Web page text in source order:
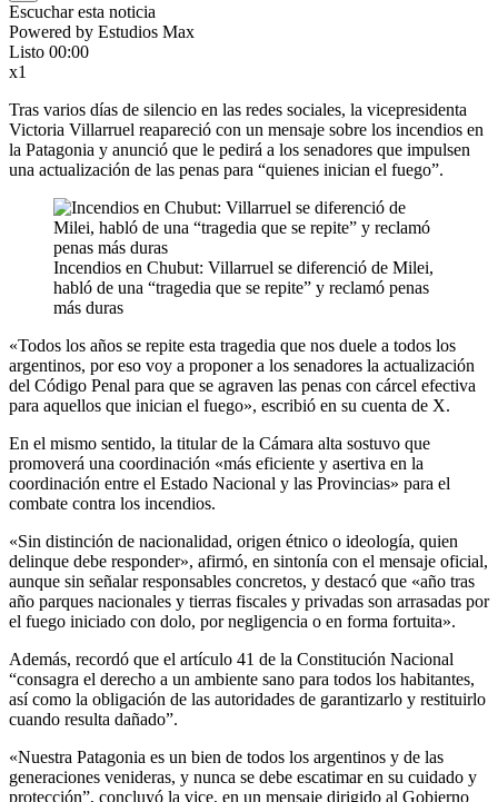
Escuchar esta noticia
Powered by Estudios Max
Listo 00:00
x1
Tras varios días de silencio en las redes sociales, la vicepresidenta
Victoria Villarruel reapareció con un mensaje sobre los incendios en
la Patagonia y anunció que le pedirá a los senadores que impulsen
una actualización de las penas para “quienes inician el fuego”.
Incendios en Chubut: Villarruel se diferenció de Milei,
habló de una “tragedia que se repite” y reclamó penas
más duras
«Todos los años se repite esta tragedia que nos duele a todos los
argentinos, por eso voy a proponer a los senadores la actualización
del Código Penal para que se agraven las penas con cárcel efectiva
para aquellos que inician el fuego», escribió en su cuenta de X.
En el mismo sentido, la titular de la Cámara alta sostuvo que
promoverá una coordinación «más eficiente y asertiva en la
coordinación entre el Estado Nacional y las Provincias» para el
combate contra los incendios.
«Sin distinción de nacionalidad, origen étnico o ideología, quien
delinque debe responder», afirmó, en sintonía con el mensaje oficial,
aunque sin señalar responsables concretos, y destacó que «año tras
año parques nacionales y tierras fiscales y privadas son arrasadas por
el fuego iniciado con dolo, por negligencia o en forma fortuita».
Además, recordó que el artículo 41 de la Constitución Nacional
“consagra el derecho a un ambiente sano para todos los habitantes,
así como la obligación de las autoridades de garantizarlo y restituirlo
cuando resulta dañado”.
«Nuestra Patagonia es un bien de todos los argentinos y de las
generaciones venideras, y nunca se debe escatimar en su cuidado y
protección”, concluyó la vice, en un mensaje dirigido al Gobierno